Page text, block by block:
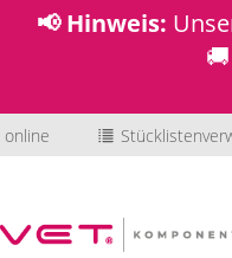
📢 Hinweis:
online